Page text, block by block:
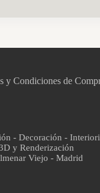
y Condiciones de
- Decoración -
y Renderización
Viejo - Madrid
virtual · En línea